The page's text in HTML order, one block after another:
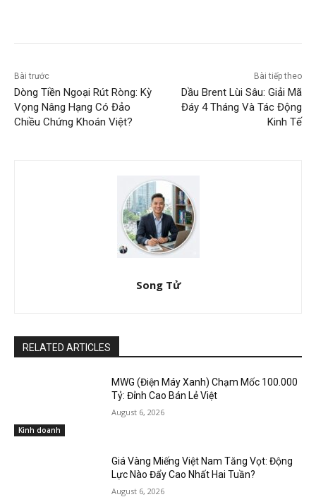
Bài trước
Dòng Tiền Ngoại Rút Ròng: Kỳ
Vọng Nâng Hạng Có Đảo
Chiều Chứng Khoán Việt?
Bài tiếp theo
Dầu Brent Lùi Sâu: Giải Mã
Đáy 4 Tháng Và Tác Động
Kinh Tế
Song Tử
RELATED ARTICLES
Kinh doanh
MWG (Điện Máy Xanh) Chạm Mốc 100.000
Tỷ: Đỉnh Cao Bán Lẻ Việt
August 6, 2026
Giá Vàng Miếng Việt Nam Tăng Vọt: Động
Lực Nào Đẩy Cao Nhất Hai Tuần?
August 6, 2026